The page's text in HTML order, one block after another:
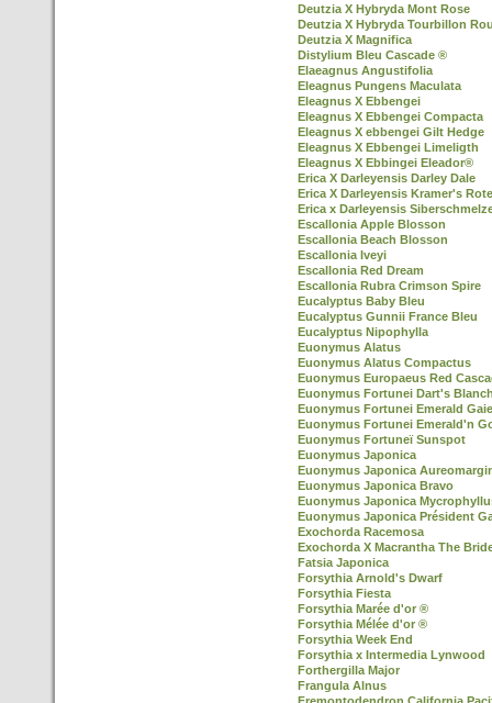
Deutzia X Hybryda Mont Rose
Deutzia X Hybryda Tourbillon
Deutzia X Magnifica
Distylium Bleu Cascade ®
Elaeagnus Angustifolia
Eleagnus Pungens Maculata
Eleagnus X Ebbengei
Eleagnus X Ebbengei Compacta
Eleagnus X ebbengei Gilt Hedge
Eleagnus X Ebbengei Limeligth
Eleagnus X Ebbingei Eleador®
Erica X Darleyensis Darley Dale
Erica X Darleyensis Kramer's Rote
Erica x Darleyensis
Escallonia Apple Blosson
Escallonia Beach Blosson
Escallonia Iveyi
Escallonia Red Dream
Escallonia Rubra Crimson Spire
Eucalyptus Baby Bleu
Eucalyptus Gunnii France Bleu
Eucalyptus Nipophylla
Euonymus Alatus
Euonymus Alatus Compactus
Euonymus Europaeus Red
Euonymus Fortunei Dart's
Euonymus Fortunei Emerald
Euonymus Fortunei Emerald'n
Euonymus Fortuneï Sunspot
Euonymus Japonica
Euonymus Japonica
Euonymus Japonica Bravo
Euonymus Japonica
Euonymus Japonica Président
Exochorda Racemosa
Exochorda X Macrantha The
Fatsia Japonica
Forsythia Arnold's Dwarf
Forsythia Fiesta
Forsythia Marée d'or ®
Forsythia Mélée d'or ®
Forsythia Week End
Forsythia x Intermedia Lynwood
Forthergilla Major
Frangula Alnus